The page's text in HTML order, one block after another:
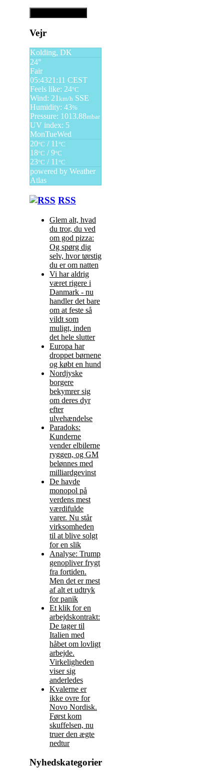
Vejr
Kolding, DK
24°
Fair
05:4321:11 CEST
Feels like: 24°C
Wind: 21 km/h SSE
Humidity: 43%
Pressure: 1013.88mbar
UV index: 5
MonTueWed
20°C / 11 °C
18°C / 9°C
23°C / 11 °C
powered by Weather
Atlas
RSS
Glem alt, hvad
du tror, du ved
om god pizza:
Og spørg dig
selv, hvor tørstig
du er om natten
Vi har aldrig
været rigere i
Danmark - nu
handler det bare
om at feste så
vildt som
muligt, inden
det hele slutter
Europa har
droppet børnene
og købt en hund
Nordjyske
borgere
bekymrer sig
om deres dyr
efter
ulvehændelse
Paradoks:
Kunderne
vender elbilerne
ryggen, og GM
belønnes med
milliardgevinst
De havde
monopol på
verdens mest
værdifulde
varer. Nu står
virksomheden
til at blive solgt
for en slik
Analyse: Trump
genopliver frygt
fra fortiden.
Men det er mest
af alt et udtryk
for panik
Et klik for en
arbejdskontrakt:
De tager til
Italien med
håbet om lovligt
arbejde.
Virkeligheden
viser sig
anderledes
Kvalerne er
ikke ovre for
Novo Nordisk.
Først kom
skuffelsen, nu
truer den ægte
nedtur
Nyhedskategorier